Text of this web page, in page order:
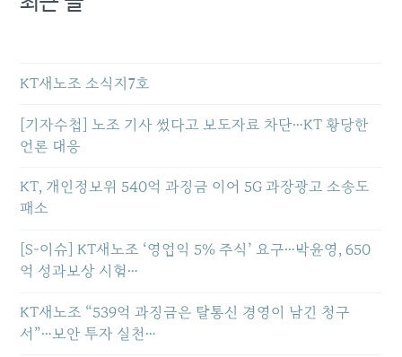
KT새노조 소식지7호
[기자수첩] 노조 기사 썼다고 보도자료 차단…KT 황당한
언론 대응
KT, 개인정보위 540억 과징금 이어 5G 과장광고 소송도
패소
[S-이슈] KT새노조 ‘영업익 5% 주식’ 요구…박윤영, 650
억 성과보상 시험…
KT새노조 “539억 과징금은 탈통신 경영이 남긴 청구
서”…보안 투자 실천…